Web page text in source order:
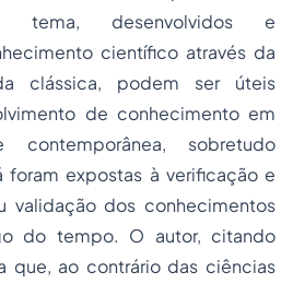
tema, desenvolvidos e
científico através da
clássica, podem ser úteis
de conhecimento em
contemporânea, sobretudo
foram expostas à verificação e
validação dos conhecimentos
do tempo. O autor, citando
que, ao contrário das ciências